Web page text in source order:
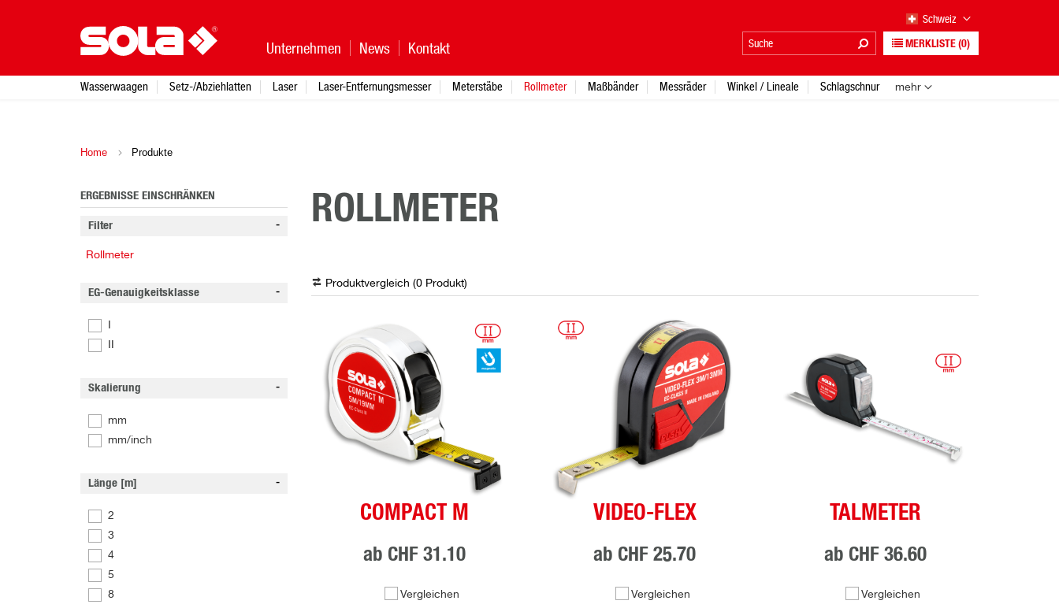
Home Produkte
ERGEBNISSE EINSCHRÄNKEN
Filter
Rollmeter
EG-Genauigkeitsklasse
Skalierung
mm
mm/inch
Länge [m]
2
3
4
5
8
ROLLMETER
Produktvergleich (0 Produkt)
COMPACT M
ab CHF 31.10
Vergleichen
VIDEO-FLEX
ab CHF 25.70
Vergleichen
TALMETER
ab CHF 36.60
Vergleichen
Unternehmen News Kontakt
Schweiz
MERKLISTE (0)
Wasserwaagen Setz-/Abziehlatten Laser Laser-Entfernungsmesser Meterstäbe Rollmeter Maßbänder Messräder Winkel / Lineale Schlagschnur mehr